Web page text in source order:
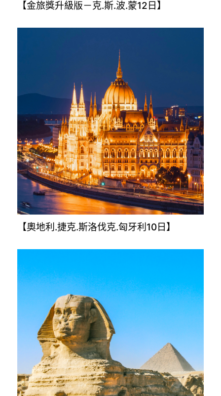
【金旅獎升級版－克.斯.波.蒙12日】
【奧地利.捷克.斯洛伐克.匈牙利10日】